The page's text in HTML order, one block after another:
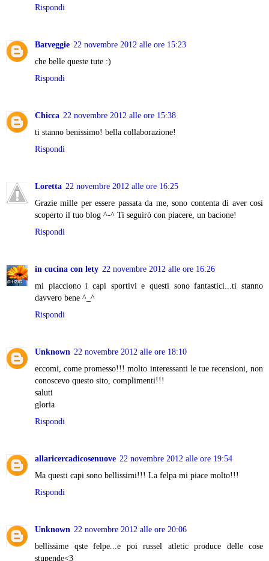
Rispondi
Batveggie 22 novembre 2012 alle ore 15:23
che belle queste tute :)
Rispondi
Chicca 22 novembre 2012 alle ore 15:38
ti stanno benissimo! bella collaborazione!
Rispondi
Loretta 22 novembre 2012 alle ore 16:25
Grazie mille per essere passata da me, sono contenta di aver così
scoperto il tuo blog ^-^ Ti seguirò con piacere, un bacione!
Rispondi
in cucina con lety 22 novembre 2012 alle ore 16:26
mi piacciono i capi sportivi e questi sono fantastici...ti stanno
davvero bene ^_^
Rispondi
Unknown 22 novembre 2012 alle ore 18:10
eccomi, come promesso!!! molto interessanti le tue recensioni, non
conoscevo questo sito, complimenti!!!
saluti
gloria
Rispondi
allaricercadicosenuove 22 novembre 2012 alle ore 19:54
Ma questi capi sono bellissimi!!! La felpa mi piace molto!!!
Rispondi
Unknown 22 novembre 2012 alle ore 20:06
bellissime qste felpe...e poi russel atletic produce delle cose
stupende<3